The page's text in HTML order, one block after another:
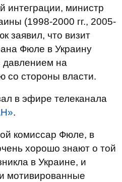
интеграции, министр
(1998-2000 гг., 2005-
заявил, что визит
Фюле в Украину
давлением на
со стороны власти.
в эфире телеканала
.
комиссар Фюле, в
хорошо знают о той
в Украине, и
мотивированные